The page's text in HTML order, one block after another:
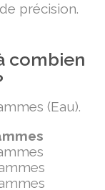
précision.
combien
(Eau).